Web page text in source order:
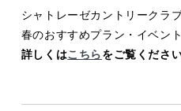
シャトレーゼカントリークラ
春のおすすめプラン・イベン
詳しくはこちらをご覧ください